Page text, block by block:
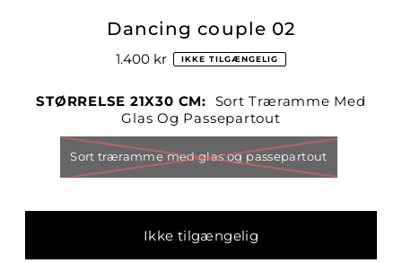
Dancing couple 02
1.400 kr IKKE TILGÆNGELIG
STØRRELSE 21X30 CM: Sort Træramme Med
Glas Og Passepartout
Sort træramme med glas og passepartout